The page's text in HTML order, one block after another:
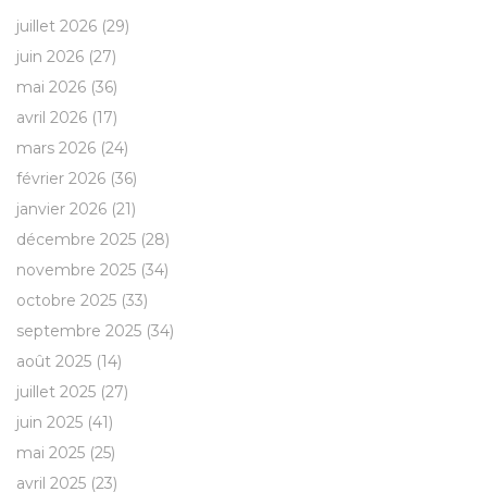
juillet 2026 (29)
juin 2026 (27)
mai 2026 (36)
avril 2026 (17)
mars 2026 (24)
février 2026 (36)
janvier 2026 (21)
décembre 2025 (28)
novembre 2025 (34)
octobre 2025 (33)
septembre 2025 (34)
août 2025 (14)
juillet 2025 (27)
juin 2025 (41)
mai 2025 (25)
avril 2025 (23)